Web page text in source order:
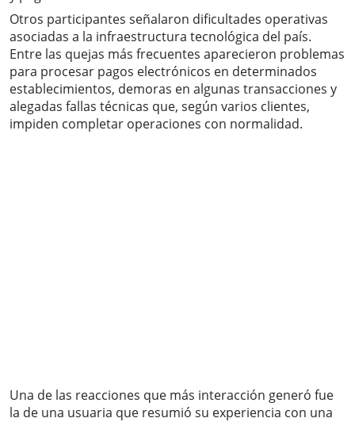
Otros participantes señalaron dificultades operativas
asociadas a la infraestructura tecnológica del país.
Entre las quejas más frecuentes aparecieron problemas
para procesar pagos electrónicos en determinados
establecimientos, demoras en algunas transacciones y
alegadas fallas técnicas que, según varios clientes,
impiden completar operaciones con normalidad.
Una de las reacciones que más interacción generó fue
la de una usuaria que resumió su experiencia con una